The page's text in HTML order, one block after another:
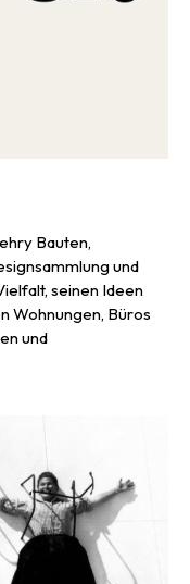
Bauten,
und
seinen Ideen
Wohnungen, Büros
und